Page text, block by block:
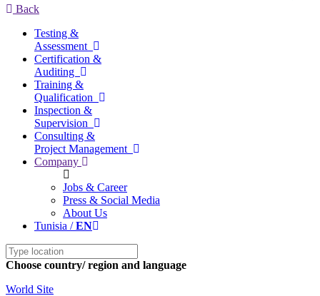
Back
Testing &
Assessment
Certification &
Auditing
Training &
Qualification
Inspection &
Supervision
Consulting &
Project Management
Company
Jobs & Career
Press & Social Media
About Us
Tunisia /EN
Choose country/ region and language
World Site